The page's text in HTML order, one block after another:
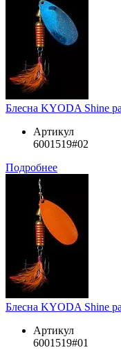
Блесна KYODA Shine
Артикул
6001519#02
Подробнее
Блесна KYODA Shine
Артикул
6001519#01